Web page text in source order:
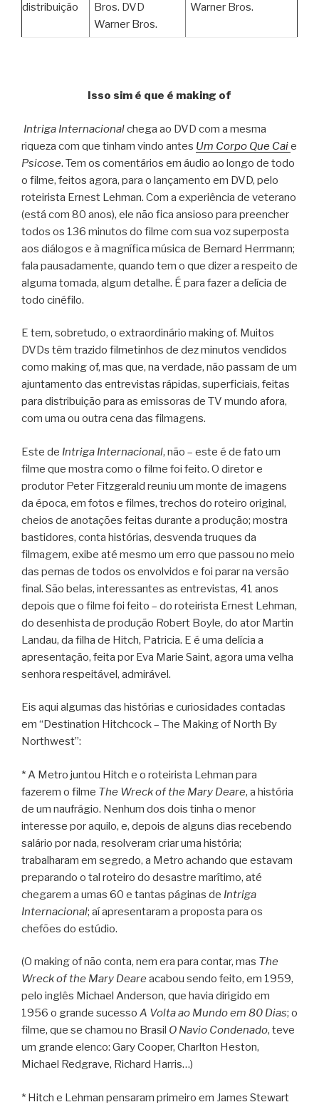
distribuição
Bros. DVD
Warner Bros.
Warner Bros.
Isso sim é que é making of
Intriga Internacionalchega ao DVD com a mesma
riqueza com que tinham vindo antes Um Corpo Que Caie
Psicose. Tem os comentários em áudio ao longo de todo
o filme, feitos agora, para o lançamento em DVD, pelo
roteirista Ernest Lehman. Com a experiência de veterano
(está com 80 anos), ele não fica ansioso para preencher
todos os 136 minutos do filme com sua voz superposta
aos diálogos e à magnífica música de Bernard Herrmann;
fala pausadamente, quando tem o que dizer a respeito de
alguma tomada, algum detalhe. É para fazer a delícia de
todo cinéfilo.
E tem, sobretudo, o extraordinário making of. Muitos
DVDs têm trazido filmetinhos de dez minutos vendidos
como making of, mas que, na verdade, não passam de um
ajuntamento das entrevistas rápidas, superficiais, feitas
para distribuição para as emissoras de TV mundo afora,
com uma ou outra cena das filmagens.
Este de Intriga Internacional, não – este é de fato um
filme que mostra como o filme foi feito. O diretor e
produtor Peter Fitzgerald reuniu um monte de imagens
da época, em fotos e filmes, trechos do roteiro original,
cheios de anotações feitas durante a produção; mostra
bastidores, conta histórias, desvenda truques da
filmagem, exibe até mesmo um erro que passou no meio
das pernas de todos os envolvidos e foi parar na versão
final. São belas, interessantes as entrevistas, 41 anos
depois que o filme foi feito – do roteirista Ernest Lehman,
do desenhista de produção Robert Boyle, do ator Martin
Landau, da filha de Hitch, Patricia. E é uma delícia a
apresentação, feita por Eva Marie Saint, agora uma velha
senhora respeitável, admirável.
Eis aqui algumas das histórias e curiosidades contadas
em “Destination Hitchcock – The Making of North By
Northwest”:
* A Metro juntou Hitch e o roteirista Lehman para
fazerem o filme The Wreck of the Mary Deare, a história
de um naufrágio. Nenhum dos dois tinha o menor
interesse por aquilo, e, depois de alguns dias recebendo
salário por nada, resolveram criar uma história;
trabalharam em segredo, a Metro achando que estavam
preparando o tal roteiro do desastre marítimo, até
chegarem a umas 60 e tantas páginas de Intriga
Internacional; aí apresentaram a proposta para os
chefões do estúdio.
(O making of não conta, nem era para contar, mas The
Wreck of the Mary Deare acabou sendo feito, em 1959,
pelo inglês Michael Anderson, que havia dirigido em
1956 o grande sucesso A Volta ao Mundo em 80 Dias; o
filme, que se chamou no Brasil O Navio Condenado, teve
um grande elenco: Gary Cooper, Charlton Heston,
Michael Redgrave, Richard Harris…)
* Hitch e Lehman pensaram primeiro em James Stewart